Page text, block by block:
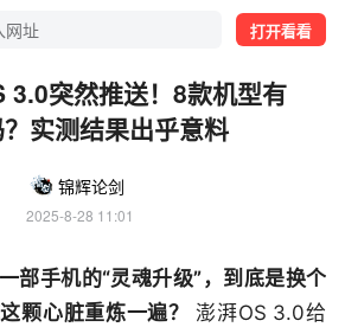
打开看看
3.0突然推送！8款机型有
实测结果出乎意料
锦辉论剑
2025-8-28 11:01
一部手机的“灵魂升级”，到底是换个
颗心脏重炼一遍？
澎湃OS 3.0给